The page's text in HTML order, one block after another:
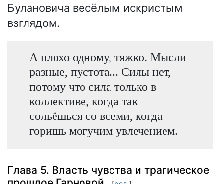
Булановича весёлым искристым
взглядом.
А плохо одному, тяжко. Мысли
разные, пустота... Силы нет,
потому что сила только в
коллективе, когда так
сольёшься со всеми, когда
горишь могучим увлечением.
Глава 5. Власть чувства и трагическое